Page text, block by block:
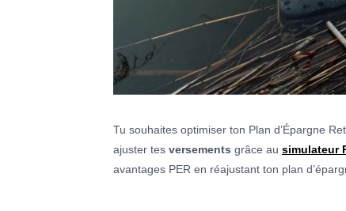
Tu souhaites optimiser ton Plan d’Épargne
ajuster tes versements grâce au simulateur
avantages PER en réajustant ton plan